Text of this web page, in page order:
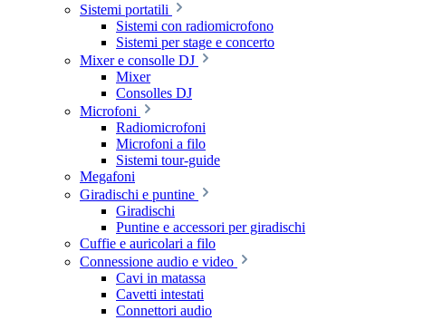
Sistemi portatili
Sistemi con radiomicrofono
Sistemi per stage e concerto
Mixer e consolle DJ
Mixer
Consolles DJ
Microfoni
Radiomicrofoni
Microfoni a filo
Sistemi tour-guide
Megafoni
Giradischi e puntine
Giradischi
Puntine e accessori per giradischi
Cuffie e auricolari a filo
Connessione audio e video
Cavi in matassa
Cavetti intestati
Connettori audio